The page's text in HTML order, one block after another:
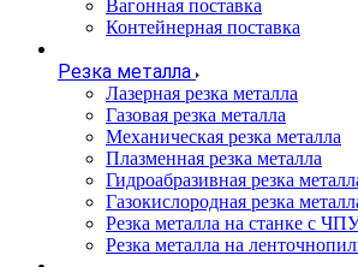
Вагонная поставка
Контейнерная поставка
Резка металла
Лазерная резка металла
Газовая резка металла
Механическая резка металла
Плазменная резка металла
Гидроабразивная резка
Газокислородная резка
Резка металла на станке с
Резка металла на